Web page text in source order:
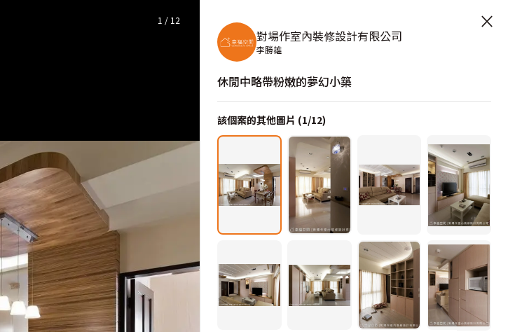
1 / 12 ×
對場作室內裝修設計有限公司
李勝雄
休閒中略帶粉嫩的夢幻小築
該個案的其他圖片 (1/12)